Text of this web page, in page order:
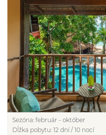
Sezóna: február - október
Dĺžka pobytu: 12 dní / 10 nocí